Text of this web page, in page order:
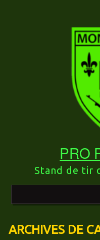
PRO
Stand de tir
ARCHIVES DE